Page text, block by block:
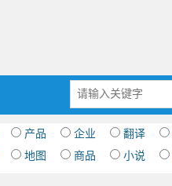
产品 企业 翻译
地图 商品 小说